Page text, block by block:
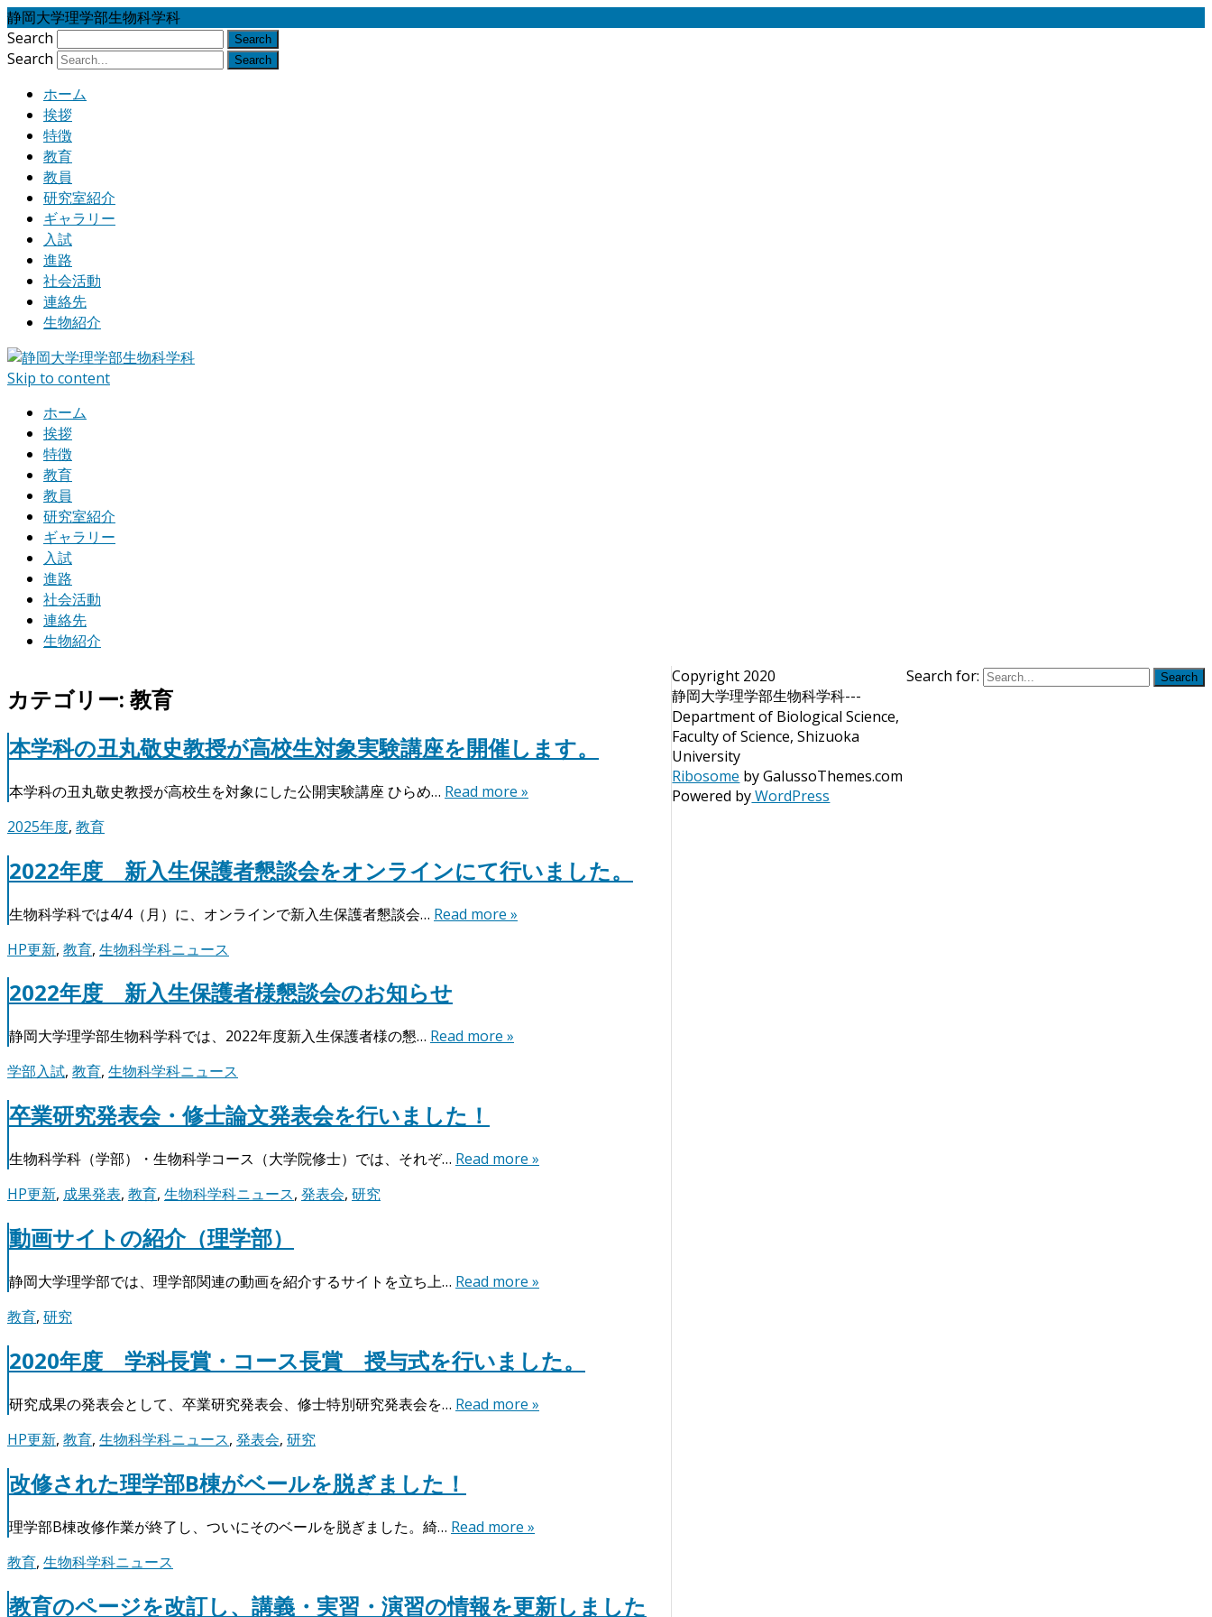
静岡大学理学部生物科学科
Search
Search
ホーム
挨拶
特徴
教育
教員
研究室紹介
ギャラリー
入試
進路
社会活動
連絡先
生物紹介
Skip to content
ホーム
挨拶
特徴
教育
教員
研究室紹介
ギャラリー
入試
進路
社会活動
連絡先
生物紹介
カテゴリー: 教育
本学科の丑丸敬史教授が高校生対象実験講座を開催します。
本学科の丑丸敬史教授が高校生を対象にした公開実験講座 ひらめ… Read more »
2025年度, 教育
2022年度 新入生保護者懇談会をオンラインにて行いました。
生物科学科では4/4（月）に、オンラインで新入生保護者懇談会… Read more »
HP更新, 教育, 生物科学科ニュース
2022年度 新入生保護者様懇談会のお知らせ
静岡大学理学部生物科学科では、2022年度新入生保護者様の懇… Read more »
学部入試, 教育, 生物科学科ニュース
卒業研究発表会・修士論文発表会を行いました！
生物科学科（学部）・生物科学コース（大学院修士）では、それぞ… Read more »
HP更新, 成果発表, 教育, 生物科学科ニュース, 発表会, 研究
動画サイトの紹介（理学部）
静岡大学理学部では、理学部関連の動画を紹介するサイトを立ち上… Read more »
教育, 研究
2020年度 学科長賞・コース長賞 授与式を行いました。
研究成果の発表会として、卒業研究発表会、修士特別研究発表会を… Read more »
HP更新, 教育, 生物科学科ニュース, 発表会, 研究
改修された理学部B棟がベールを脱ぎました！
理学部B棟改修作業が終了し、ついにそのベールを脱ぎました。綺… Read more »
教育, 生物科学科ニュース
教育のページを改訂し、講義・実習・演習の情報を更新しました
Search for: Search
Copyright 2020
静岡大学理学部生物科学科---
Department of Biological Science,
Faculty of Science, Shizuoka
University
Ribosome by GalussoThemes.com
Powered byWordPress